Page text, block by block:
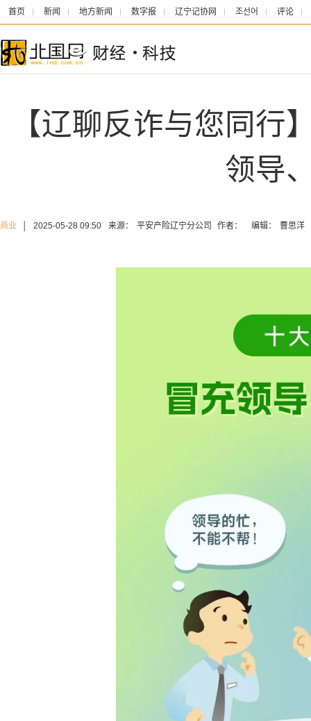
首页 新闻 地方新闻 数字报 辽宁记协网 조선어 评论
【辽聊反诈与您同行
领导
商业 2025-05-28 09:50 来源： 平安产险辽宁分公司 作者： 编辑： 曹思洋